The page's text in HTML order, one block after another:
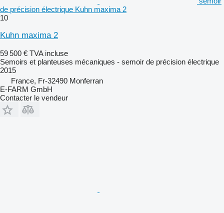
de précision électrique Kuhn maxima 2
10
Kuhn maxima 2
59 500 € TVA incluse
Semoirs et planteuses mécaniques - semoir de précision électrique
2015
France, Fr-32490 Monferran
E-FARM GmbH
Contacter le vendeur